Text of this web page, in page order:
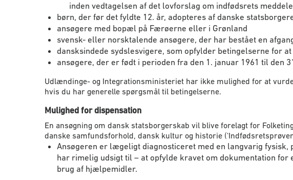
inden vedtagelsen af det lovforslag om indfødsrets
børn, der før det fyldte 12. år, adopteres af danske
ansøgere med bopæl på Færøerne eller i Grønland
svensk- eller norsktalende ansøgere, der har bestået en
dansksindede sydslesvigere, som opfylder betingelserne for
ansøgere, der er født i perioden fra den 1. januar 1961 til den
Udlændinge- og Integrationsministeriet har ikke mulighed for at
hvis du har generelle spørgsmål til betingelserne.
Mulighed for dispensation
En ansøgning om dansk statsborgerskab vil blive forelagt for
danske samfundsforhold, dansk kultur og historie
Ansøgeren er lægeligt diagnosticeret med en langvarig
har rimelig udsigt til – at opfylde kravet om dokumentation
brug af hjælpemidler.